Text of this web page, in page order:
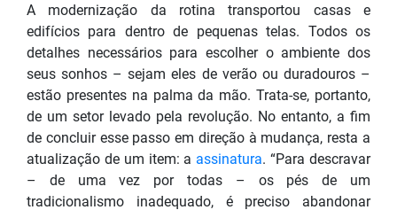
A modernização da rotina transportou casas e
edifícios para dentro de pequenas telas. Todos os
detalhes necessários para escolher o ambiente dos
seus sonhos – sejam eles de verão ou duradouros –
estão presentes na palma da mão. Trata-se, portanto,
de um setor levado pela revolução. No entanto, a fim
de concluir esse passo em direção à mudança, resta a
atualização de um item: a assinatura. “Para descravar
– de uma vez por todas – os pés de um
tradicionalismo inadequado, é preciso abandonar